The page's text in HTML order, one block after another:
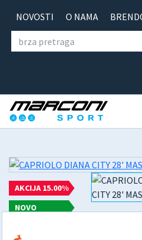
NOVOSTI O NAMA
AKCIJA 15.00%
NOVO